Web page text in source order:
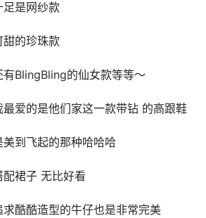
足是网纱款
甜的珍珠款
有BlingBling的仙女款等等～
最爱的是他们家这一款带钻 的高跟鞋
美到飞起的那种哈哈哈
配裙子 无比好看
求酷酷造型的牛仔也是非常完美